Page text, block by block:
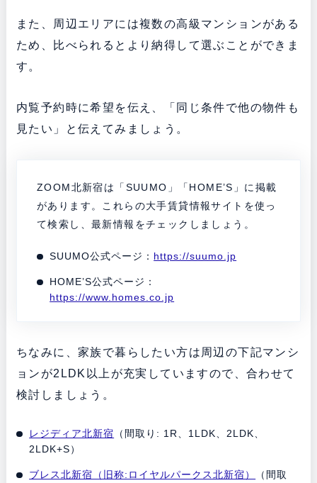
また、周辺エリアには複数の高級マンションがある
ため、比べられるとより納得して選ぶことができま
す。
内覧予約時に希望を伝え、「同じ条件で他の物件も
見たい」と伝えてみましょう。
ZOOM北新宿は「SUUMO」「HOME’S」に掲載
があります。これらの大手賃貸情報サイトを使っ
て検索し、最新情報をチェックしましょう。
SUUMO公式ページ： https://suumo.jp
HOME’S公式ページ：
https://www.homes.co.jp
ちなみに、家族で暮らしたい方は周辺の下記マンシ
ョンが2LDK以上が充実していますので、合わせて
検討しましょう。
レジディア北新宿 （間取り: 1R、1LDK、2LDK、
2LDK+S）
ブレス北新宿（旧称:ロイヤルパークス北新宿）
（間取